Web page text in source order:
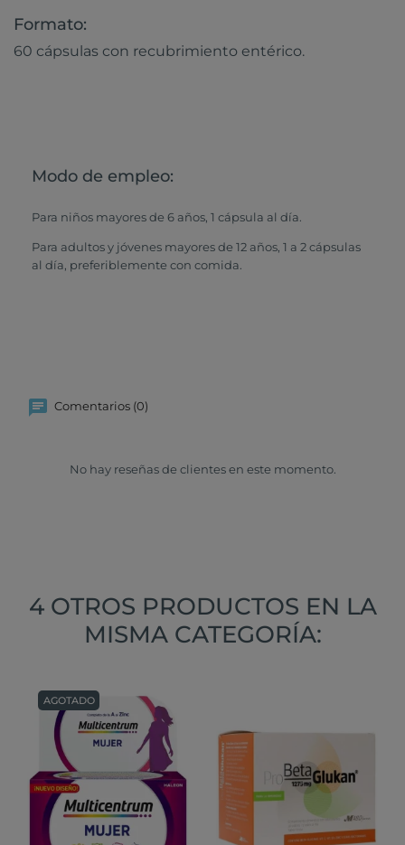
Formato:
60 cápsulas con recubrimiento entérico.
Modo de empleo:
Para niños mayores de 6 años, 1 cápsula al día.
Para adultos y jóvenes mayores de 12 años, 1 a 2 cápsulas
al día, preferiblemente con comida.
Comentarios (0)
No hay reseñas de clientes en este momento.
4 OTROS PRODUCTOS EN LA
MISMA CATEGORÍA:
AGOTADO